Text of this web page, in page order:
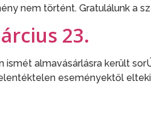
nem történt. Gratulálunk a
23.
almavásárlásra került
eseményektől